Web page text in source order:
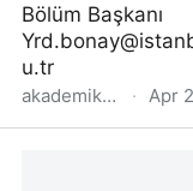
Bölüm Başkanı
u.tr
akademik.yok.gov.tr ·